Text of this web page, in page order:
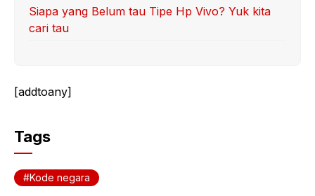
Siapa yang Belum tau Tipe Hp Vivo? Yuk kita
cari tau
[addtoany]
Tags
Kode negara